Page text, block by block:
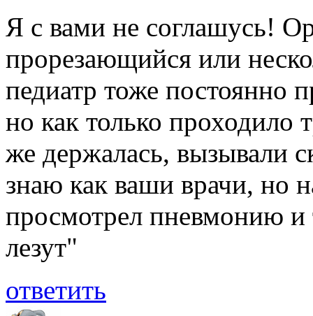
Я с вами не соглашусь!
прорезающийся или
педиатр тоже постоянно
но как только проходило
же держалась, вызывали
знаю как ваши врачи, но
просмотрел пневмонию и
лезут"
ответить